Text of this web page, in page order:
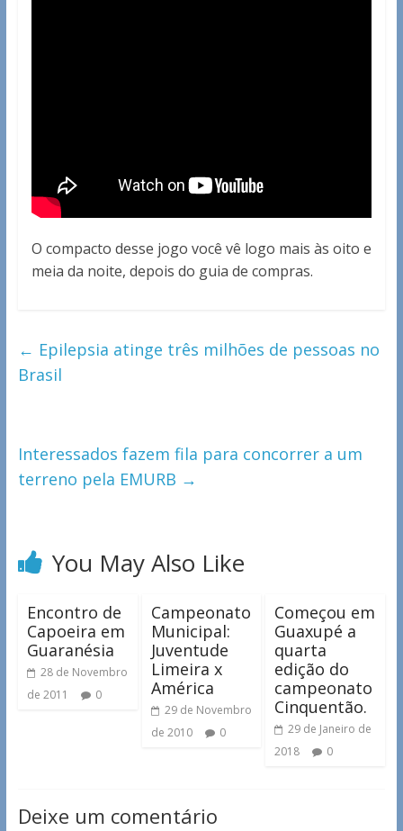
O compacto desse jogo você vê logo mais às oito e
meia da noite, depois do guia de compras.
← Epilepsia atinge três milhões de pessoas no
Brasil
Interessados fazem fila para concorrer a um
terreno pela EMURB →
You May Also Like
Encontro de
Capoeira em
Guaranésia
28 de Novembro
de 2011
0
Campeonato
Municipal:
Juventude
Limeira x
América
29 de Novembro
de 2010
0
Começou em
Guaxupé a
quarta
edição do
campeonato
Cinquentão.
29 de Janeiro de
2018
0
Deixe um comentário